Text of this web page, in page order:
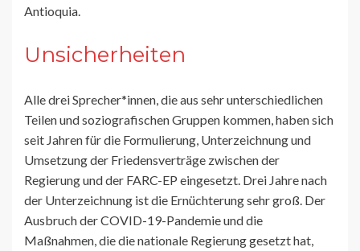
Antioquia.
Unsicherheiten
Alle drei Sprecher*innen, die aus sehr unterschiedlichen
Teilen und soziografischen Gruppen kommen, haben sich
seit Jahren für die Formulierung, Unterzeichnung und
Umsetzung der Friedensverträge zwischen der
Regierung und der FARC-EP eingesetzt. Drei Jahre nach
der Unterzeichnung ist die Ernüchterung sehr groß. Der
Ausbruch der COVID-19-Pandemie und die
Maßnahmen, die die nationale Regierung gesetzt hat,